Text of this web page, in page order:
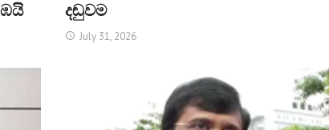
දඬුවම
July 31, 2026